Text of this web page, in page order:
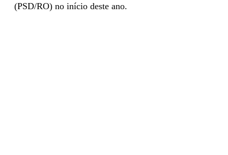
(PSD/RO) no início deste ano.